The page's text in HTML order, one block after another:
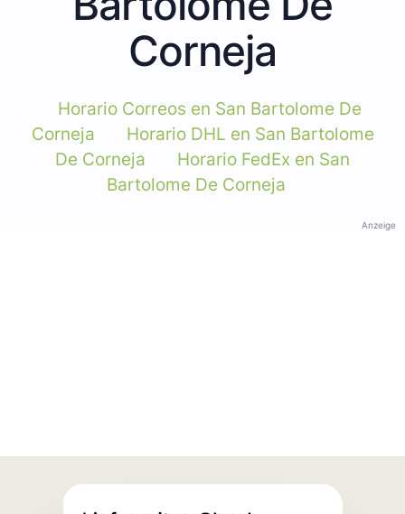
Corneja
Horario Correos en San Bartolome De
Corneja
Horario DHL en San Bartolome
De Corneja
Horario FedEx en San
Bartolome De Corneja
Anzeige